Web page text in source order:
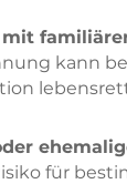
mit
kann
für